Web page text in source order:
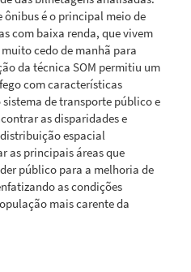
ônibus é o principal meio de
com baixa renda, que vivem
cedo de manhã para
da técnica SOM permitiu um
com características
de transporte público e
as disparidades e
espacial
as principais áreas que
público para a melhoria de
as condições
mais carente da